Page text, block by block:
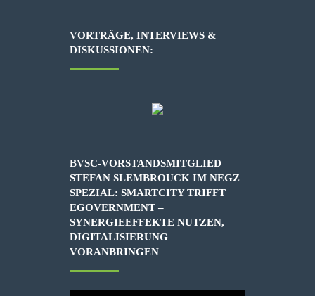
VORTRÄGE, INTERVIEWS &
DISKUSSIONEN:
BVSC-VORSTANDSMITGLIED
STEFAN SLEMBROUCK IM NEGZ
SPEZIAL: SMARTCITY TRIFFT
EGOVERNMENT –
SYNERGIEEFFEKTE NUTZEN,
DIGITALISIERUNG
VORANBRINGEN